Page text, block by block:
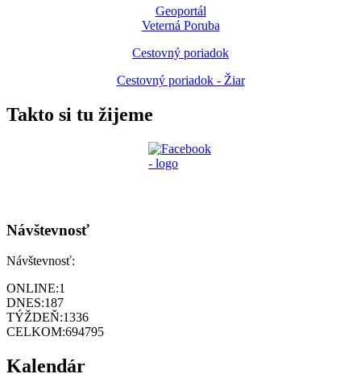
Geoportál
Veterná Poruba
Cestovný poriadok
Cestovný poriadok - Žiar
Takto si tu žijeme
Návštevnosť
Návštevnosť:
ONLINE:1
DNES:187
TÝŽDEŇ:1336
CELKOM:694795
Kalendár